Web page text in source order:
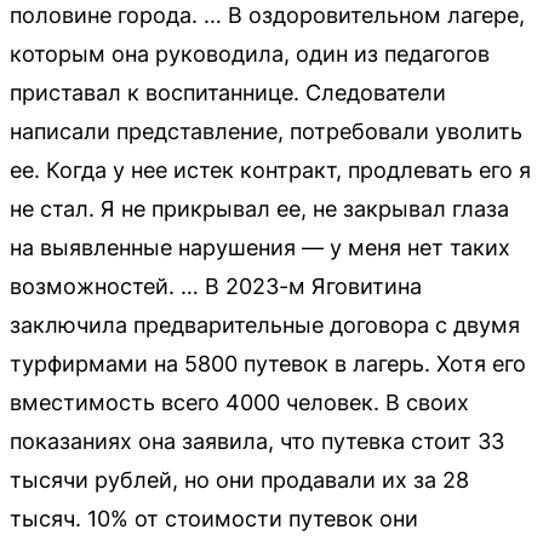
половине города. … В оздоровительном лагере,
которым она руководила, один из педагогов
приставал к воспитаннице. Следователи
написали представление, потребовали уволить
ее. Когда у нее истек контракт, продлевать его я
не стал. Я не прикрывал ее, не закрывал глаза
на выявленные нарушения — у меня нет таких
возможностей. … В 2023-м Яговитина
заключила предварительные договора с двумя
турфирмами на 5800 путевок в лагерь. Хотя его
вместимость всего 4000 человек. В своих
показаниях она заявила, что путевка стоит 33
тысячи рублей, но они продавали их за 28
тысяч. 10% от стоимости путевок они